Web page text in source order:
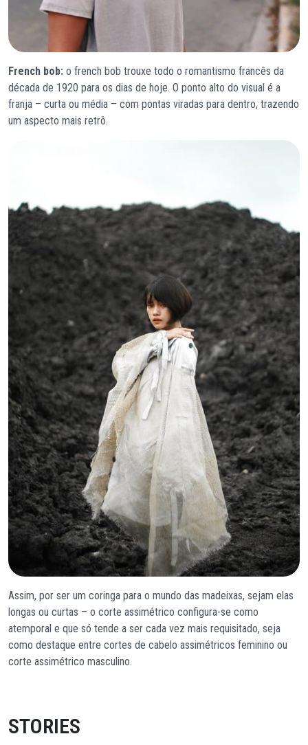
French bob: o french bob trouxe todo o romantismo francês da
década de 1920 para os dias de hoje. O ponto alto do visual é a
franja – curta ou média – com pontas viradas para dentro, trazendo
um aspecto mais retrô.
Assim, por ser um coringa para o mundo das madeixas, sejam elas
longas ou curtas – o corte assimétrico configura-se como
atemporal e que só tende a ser cada vez mais requisitado, seja
como destaque entre cortes de cabelo assimétricos feminino ou
corte assimétrico masculino.
STORIES